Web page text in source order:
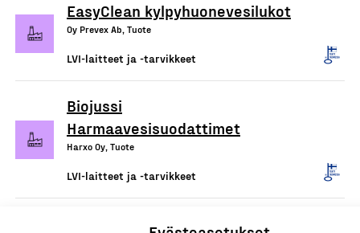
EasyClean kylpyhuonevesilukot
Oy Prevex Ab, Tuote
LVI-laitteet ja -tarvikkeet
Biojussi
Harmaavesisuodattimet
Harxo Oy, Tuote
LVI-laitteet ja -tarvikkeet